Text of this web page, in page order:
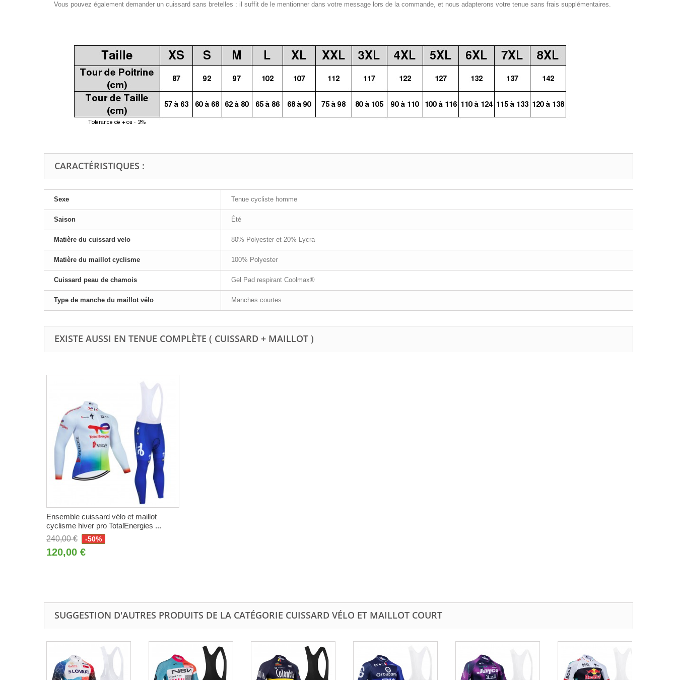
Vous pouvez également demander un cuissard sans bretelles : il suffit de le mentionner dans votre message lors de la commande, et nous adapterons votre tenue sans frais supplémentaires.
CARACTÉRISTIQUES :
Sexe Tenue cycliste homme
Saison Été
Matière du cuissard velo 80% Polyester et 20% Lycra
Matière du maillot cyclisme 100% Polyester
Cuissard peau de chamois Gel Pad respirant Coolmax®
Type de manche du maillot vélo Manches courtes
EXISTE AUSSI EN TENUE COMPLÈTE ( CUISSARD + MAILLOT )
Ensemble cuissard vélo et maillot
cyclisme hiver pro TotalEnergies ...
240,00 €
-50%
120,00 €
SUGGESTION D'AUTRES PRODUITS DE LA CATÉGORIE CUISSARD VÉLO ET MAILLOT COURT